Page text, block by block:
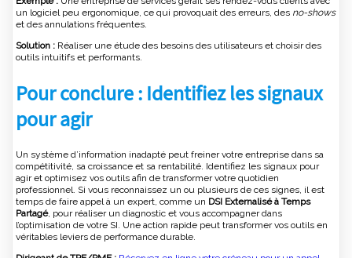
un logiciel peu ergonomique, ce qui provoquait des erreurs, des no-shows
et des annulations fréquentes.
Solution : Réaliser une étude des besoins des utilisateurs et choisir des
outils intuitifs et performants.
Pour conclure : Identifiez les signaux
pour agir
Un système d’information inadapté peut freiner votre entreprise dans sa
compétitivité, sa croissance et sa rentabilité. Identifiez les signaux pour
agir et optimisez vos outils afin de transformer votre quotidien
professionnel. Si vous reconnaissez un ou plusieurs de ces signes, il est
temps de faire appel à un expert, comme un DSI Externalisé à Temps
Partagé, pour réaliser un diagnostic et vous accompagner dans
l’optimisation de votre SI. Une action rapide peut transformer vos outils en
véritables leviers de performance durable.